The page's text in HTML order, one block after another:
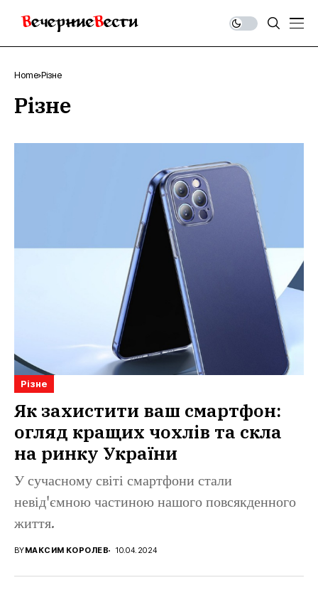
Home Різне
Різне
Різне
Як захистити ваш смартфон:
огляд кращих чохлів та скла
на ринку України
У сучасному світі смартфони стали
невід'ємною частиною нашого повсякденного
життя.
BYМАКСИМ КОРОЛЕВ 10.04.2024